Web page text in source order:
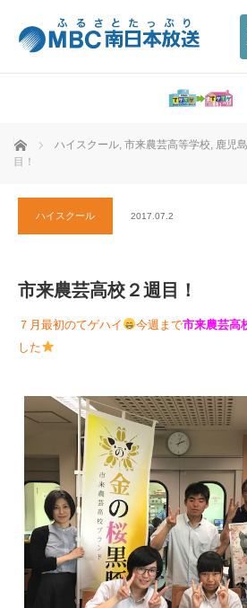
ホーム ハイスクール, 市来農芸高等学校, 鹿児
目！
ハイスクール 2017.07.2
市来農芸高校２週目！
７月最初のてゲハイ 今週まで市来農芸高
した